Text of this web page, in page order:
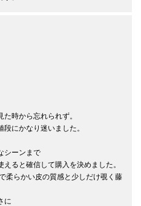
時から忘れられず。
にかなり迷いました。
シーンまで
ると確信して購入を決めました。
柔らかい皮の質感と少しだけ覗く藤
に